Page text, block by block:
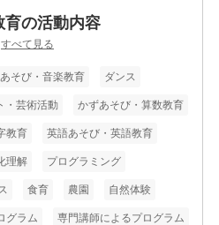
育の活動内容
すべて見る
そび・音楽教育 ダンス
・芸術活動 かずあそび・算数教育
教育 英語あそび・英語教育
理解 プログラミング
食育 農園 自然体験
グラム 専門講師によるプログラム